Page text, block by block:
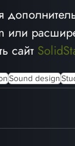
или
сайт
Sound design